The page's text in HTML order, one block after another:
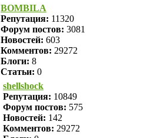
BOMBILA
Репутация: 11320
Форум постов: 3081
Новостей: 603
Комментов: 29272
Блоги: 8
Статьи: 0
shellshock
Репутация: 10849
Форум постов: 575
Новостей: 142
Комментов: 29272